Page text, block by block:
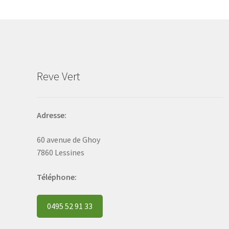
Reve Vert
Adresse:
60 avenue de Ghoy
7860 Lessines
Téléphone:
0495 52 91 33